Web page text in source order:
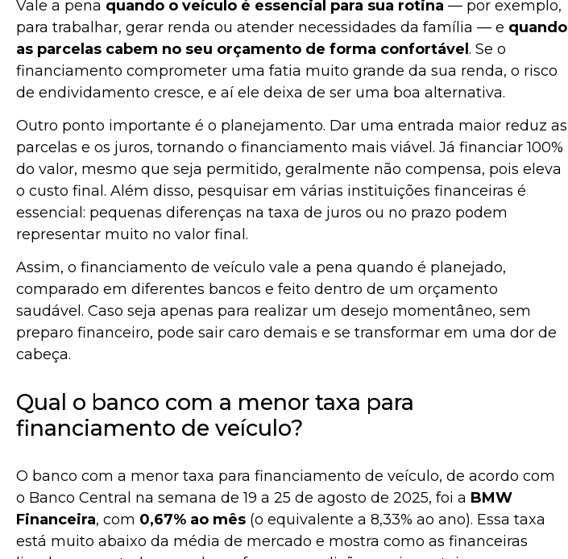
Vale a pena quando o veículo é essencial para sua rotina — por exemplo,
para trabalhar, gerar renda ou atender necessidades da família — e quando
as parcelas cabem no seu orçamento de forma confortável. Se o
financiamento comprometer uma fatia muito grande da sua renda, o risco
de endividamento cresce, e aí ele deixa de ser uma boa alternativa.
Outro ponto importante é o planejamento. Dar uma entrada maior reduz as
parcelas e os juros, tornando o financiamento mais viável. Já financiar 100%
do valor, mesmo que seja permitido, geralmente não compensa, pois eleva
o custo final. Além disso, pesquisar em várias instituições financeiras é
essencial: pequenas diferenças na taxa de juros ou no prazo podem
representar muito no valor final.
Assim, o financiamento de veículo vale a pena quando é planejado,
comparado em diferentes bancos e feito dentro de um orçamento
saudável. Caso seja apenas para realizar um desejo momentâneo, sem
preparo financeiro, pode sair caro demais e se transformar em uma dor de
cabeça.
Qual o banco com a menor taxa para
financiamento de veículo?
O banco com a menor taxa para financiamento de veículo, de acordo com
o Banco Central na semana de 19 a 25 de agosto de 2025, foi a BMW
Financeira, com 0,67% ao mês (o equivalente a 8,33% ao ano). Essa taxa
está muito abaixo da média de mercado e mostra como as financeiras